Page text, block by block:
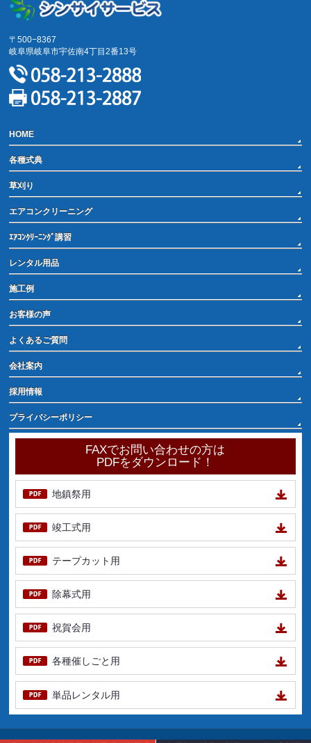
〒500−8367
岐阜県岐阜市宇佐南4丁目2番13号
HOME
各種式典
草刈り
エアコンクリーニング
ｴｱｺﾝｸﾘｰﾆﾝｸﾞ講習
レンタル用品
施工例
お客様の声
よくあるご質問
会社案内
採用情報
プライバシーポリシー
FAXでお問い合わせの方は
PDFをダウンロード！
地鎮祭用
竣工式用
テープカット用
除幕式用
祝賀会用
各種催しごと用
単品レンタル用